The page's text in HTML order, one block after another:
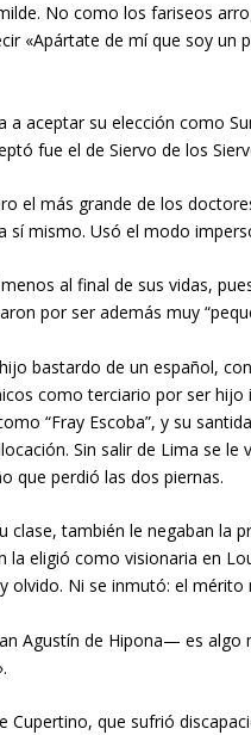
No como los fariseos
«Apártate de mí que soy un
a aceptar su elección como
fue el de Siervo de los
el más grande de los
mismo. Usó el modo
al final de sus vidas,
por ser además muy
bastardo de un español,
como terciario por ser
“Fray Escoba”, y su
Sin salir de Lima se le
que perdió las dos piernas.
también le negaban la
la eligió como visionaria en
olvido. Ni se inmutó: el
Agustín de Hipona— es
que sufrió